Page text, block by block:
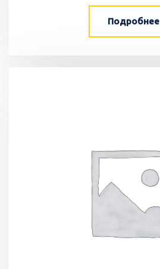
Подробнее